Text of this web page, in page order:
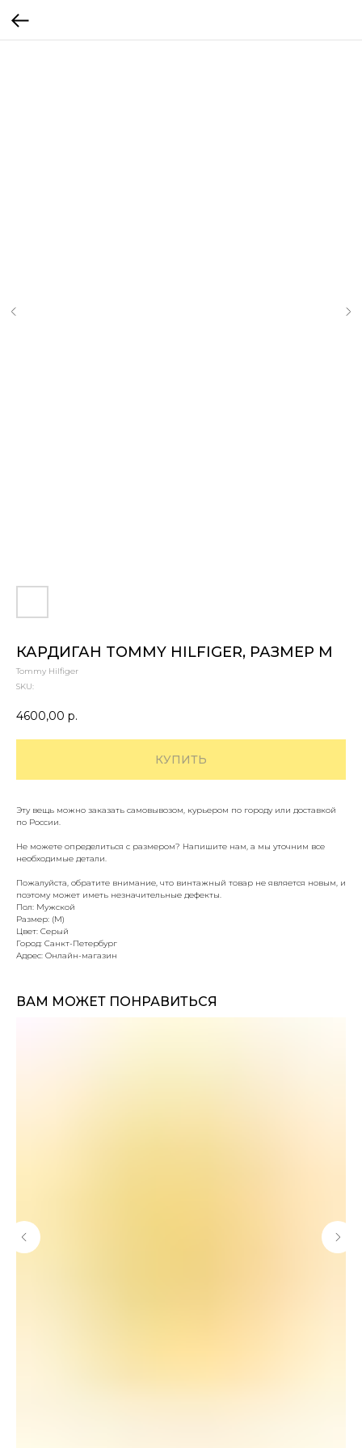
КАРДИГАН TOMMY HILFIGER, РАЗМЕР M
Tommy Hilfiger
SKU:
4600,00 р.
КУПИТЬ
Эту вещь можно заказать самовывозом, курьером по городу или доставкой
по России.
Не можете определиться с размером? Напишите нам, а мы уточним все
необходимые детали.
Пожалуйста, обратите внимание, что винтажный товар не является новым, и
поэтому может иметь незначительные дефекты.
Пол: Мужской
Размер: (M)
Цвет: Серый
Город: Санкт-Петербург
Адрес: Онлайн-магазин
ВАМ МОЖЕТ ПОНРАВИТЬСЯ